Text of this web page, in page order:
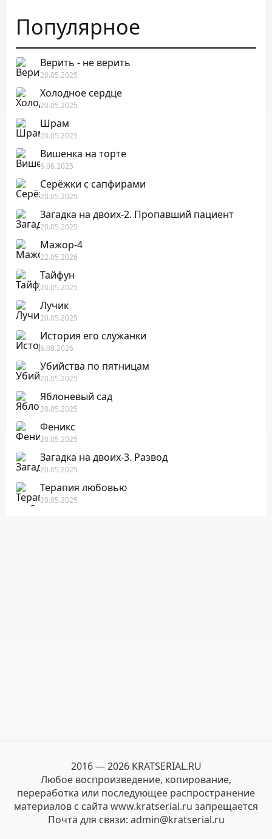
Популярное
Верить - не верить
20.05.2025
Холодное сердце
20.05.2025
Шрам
20.05.2025
Вишенка на торте
6.06.2025
Серёжки с сапфирами
20.05.2025
Загадка на двоих-2. Пропавший пациент
20.05.2025
Мажор-4
22.05.2026
Тайфун
20.05.2025
Лучик
20.05.2025
История его служанки
6.08.2026
Убийства по пятницам
20.05.2025
Яблоневый сад
20.05.2025
Феникс
20.05.2025
Загадка на двоих-3. Развод
20.05.2025
Терапия любовью
20.05.2025
2016 — 2026 KRATSERIAL.RU
Любое воспроизведение, копирование,
переработка или последующее распространение
материалов с сайта www.kratserial.ru запрещается
Почта для связи: admin@kratserial.ru